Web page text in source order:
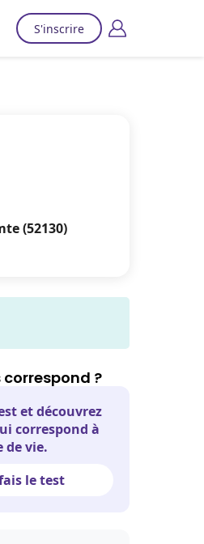
S'inscrire
(52130)
?
et découvrez
correspond à
de vie.
le test